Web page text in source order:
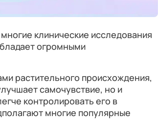
клинические исследования
огромными
растительного происхождения,
самочувствие, но и
контролировать его в
многие популярные